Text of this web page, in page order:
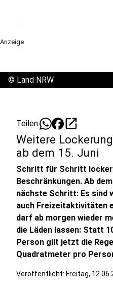
Anzeige
© Land NRW
Teilen: open_in_new
Weitere
ab dem 15. Juni
Schritt für Schritt
Beschränkungen. Ab
nächste Schritt: Es sind
auch Freizeitaktivitäten
darf ab morgen wieder
die Läden lassen: Statt
Person gilt jetzt die
Quadratmeter pro
Veröffentlicht: Freitag,